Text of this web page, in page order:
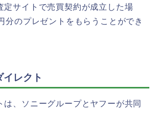
定サイトで売買契約が成立した場
分のプレゼントをもらうことができ
イレクト
は、ソニーグループとヤフーが共同